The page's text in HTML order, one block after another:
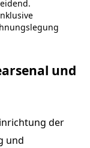
und
der
und